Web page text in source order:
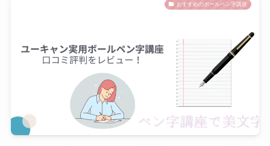
おすすめのボールペン字講座